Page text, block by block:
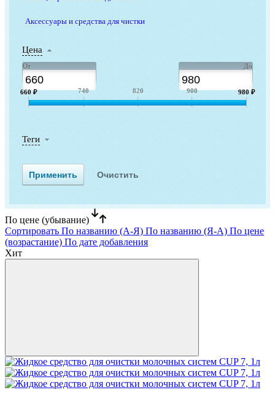
Аксессуары и средства для чистки
Цена
От До
660 ₽ 740 820 900 980 ₽
Теги
По цене (убывание)
Сортировать По названию (А-Я) По названию (Я-А) По цене
(возрастание) По дате добавления
Хит